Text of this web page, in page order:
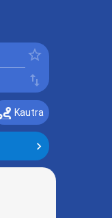
󰓒
󰓢
Kautra
󰅂